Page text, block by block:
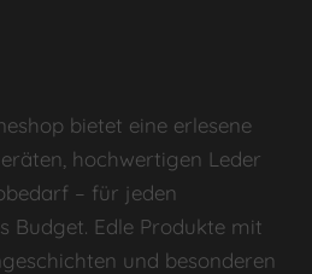
bietet eine erlesene
hochwertigen Leder
– für jeden
Budget. Edle Produkte mit
und besonderen